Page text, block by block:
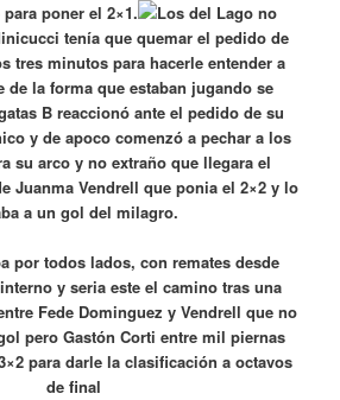
poner el 2×1.
Los del Lago no
tenía que quemar el pedido de
tres minutos para hacerle entender a
la forma que estaban jugando se
B reaccionó ante el pedido de su
y de apoco comenzó a pechar a los
su arco y no extraño que llegara el
Juanma Vendrell que ponia el 2×2 y lo
a un gol del milagro.
por todos lados, con remates desde
y seria este el camino tras una
Fede Dominguez y Vendrell que no
pero Gastón Corti entre mil piernas
para darle la clasificación a octavos
de final